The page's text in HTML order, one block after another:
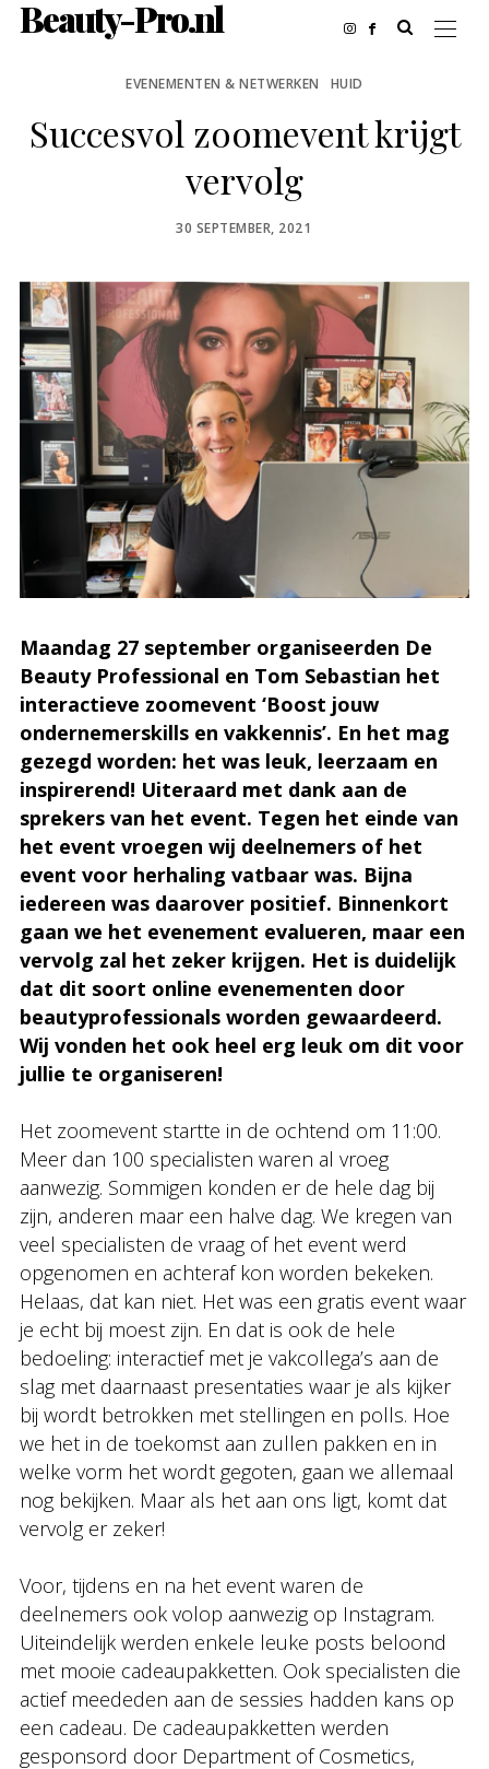
Beauty-Pro.nl
EVENEMENTEN & NETWERKEN HUID
Succesvol zoomevent krijgt
vervolg
POSTED
30 SEPTEMBER, 2021
Maandag 27 september organiseerden De
Beauty Professional en Tom Sebastian het
interactieve zoomevent ‘Boost jouw
ondernemerskills en vakkennis’. En het mag
gezegd worden: het was leuk, leerzaam en
inspirerend! Uiteraard met dank aan de
sprekers van het event. Tegen het einde van
het event vroegen wij deelnemers of het
event voor herhaling vatbaar was. Bijna
iedereen was daarover positief. Binnenkort
gaan we het evenement evalueren, maar een
vervolg zal het zeker krijgen. Het is duidelijk
dat dit soort online evenementen door
beautyprofessionals worden gewaardeerd.
Wij vonden het ook heel erg leuk om dit voor
jullie te organiseren!
Het zoomevent startte in de ochtend om 11:00.
Meer dan 100 specialisten waren al vroeg
aanwezig. Sommigen konden er de hele dag bij
zijn, anderen maar een halve dag. We kregen van
veel specialisten de vraag of het event werd
opgenomen en achteraf kon worden bekeken.
Helaas, dat kan niet. Het was een gratis event waar
je echt bij moest zijn. En dat is ook de hele
bedoeling: interactief met je vakcollega’s aan de
slag met daarnaast presentaties waar je als kijker
bij wordt betrokken met stellingen en polls. Hoe
we het in de toekomst aan zullen pakken en in
welke vorm het wordt gegoten, gaan we allemaal
nog bekijken. Maar als het aan ons ligt, komt dat
vervolg er zeker!
Voor, tijdens en na het event waren de
deelnemers ook volop aanwezig op Instagram.
Uiteindelijk werden enkele leuke posts beloond
met mooie cadeaupakketten. Ook specialisten die
actief meededen aan de sessies hadden kans op
een cadeau. De cadeaupakketten werden
gesponsord door Department of Cosmetics,